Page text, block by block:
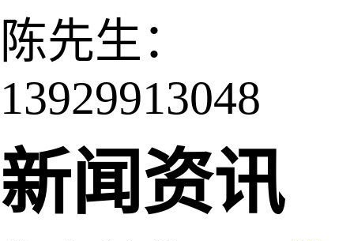
陈先生：
13929913048
新闻资讯